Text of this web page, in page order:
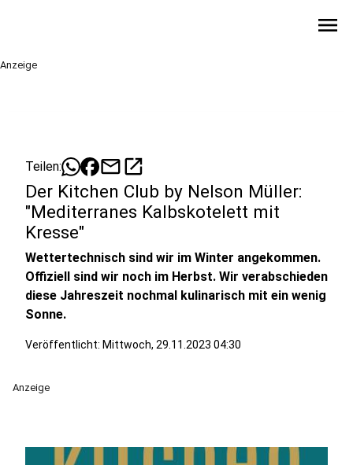
menu
Anzeige
Teilen: mailopen_in_new
Der Kitchen Club by Nelson Müller:
"Mediterranes Kalbskotelett mit
Kresse"
Wettertechnisch sind wir im Winter angekommen.
Offiziell sind wir noch im Herbst. Wir verabschieden
diese Jahreszeit nochmal kulinarisch mit ein wenig
Sonne.
Veröffentlicht: Mittwoch, 29.11.2023 04:30
Anzeige